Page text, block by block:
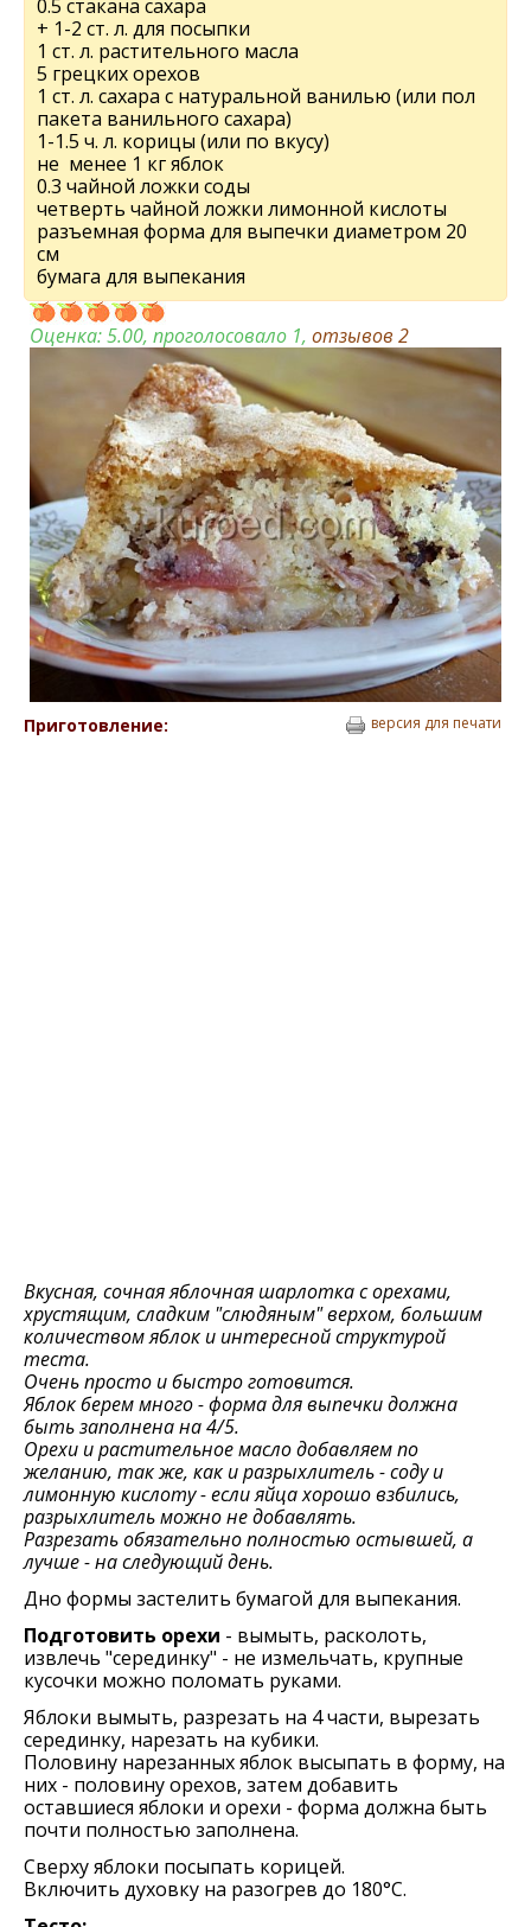
0.5 стакана сахара
+ 1-2 ст. л. для посыпки
1 ст. л. растительного масла
5 грецких орехов
1 ст. л. сахара с натуральной ванилью (или пол
пакета ванильного сахара)
1-1.5 ч. л. корицы (или по вкусу)
не менее 1 кг яблок
0.3 чайной ложки соды
четверть чайной ложки лимонной кислоты
разъемная форма для выпечки диаметром 20
см
бумага для выпекания
Оценка:5.00, проголосовало 1, отзывов 2
Приготовление: версия для печати
Вкусная, сочная яблочная шарлотка с орехами,
хрустящим, сладким "слюдяным" верхом, большим
количеством яблок и интересной структурой
теста.
Очень просто и быстро готовится.
Яблок берем много - форма для выпечки должна
быть заполнена на 4/5.
Орехи и растительное масло добавляем по
желанию, так же, как и разрыхлитель - соду и
лимонную кислоту - если яйца хорошо взбились,
разрыхлитель можно не добавлять.
Разрезать обязательно полностью остывшей, а
лучше - на следующий день.
Дно формы застелить бумагой для выпекания.
Подготовить орехи - вымыть, расколоть,
извлечь "серединку" - не измельчать, крупные
кусочки можно поломать руками.
Яблоки вымыть, разрезать на 4 части, вырезать
серединку, нарезать на кубики.
Половину нарезанных яблок высыпать в форму, на
них - половину орехов, затем добавить
оставшиеся яблоки и орехи - форма должна быть
почти полностью заполнена.
Сверху яблоки посыпать корицей.
Включить духовку на разогрев до 180°С.